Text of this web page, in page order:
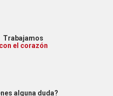
Trabajamos
con el corazón
alguna duda?